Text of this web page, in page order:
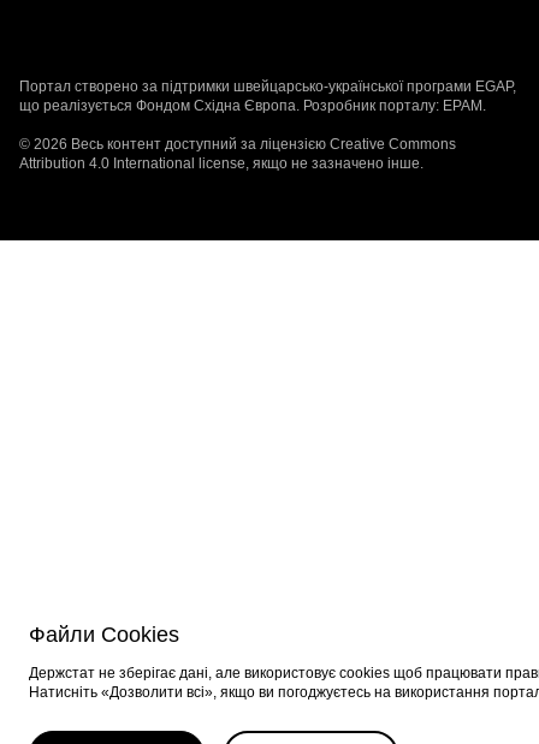
Портал створено за підтримки швейцарсько-української програми EGAP,
що реалізується Фондом Східна Європа. Розробник порталу: EPAM .
© 2026 Весь контент доступний за ліцензією Creative Commons
Attribution 4.0 International license, якщо не зазначено інше.
Файли Cookies
Держстат не зберігає дані, але використовує cookies щоб працювати
Натисніть «Дозволити всі», якщо ви погоджуєтесь на використання